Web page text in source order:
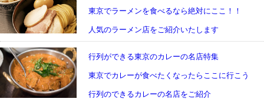
東京でラーメンを食べるなら絶対にここ！！
人気のラーメン店をご紹介いたします
行列ができる東京のカレーの名店特集
東京でカレーが食べたくなったらここに行こう
行列のできるカレーの名店をご紹介